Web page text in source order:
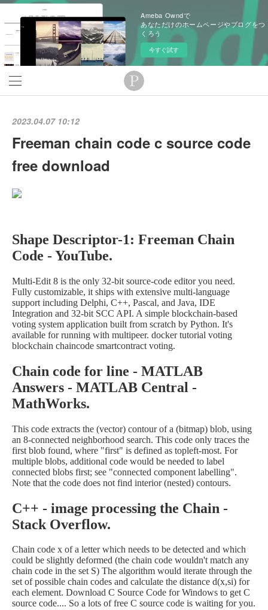
Ameba Owndで
あなただけのホームページやブログをつ
くろう
今すぐ試す
2023.04.07 10:12
Freeman chain code c source code
free download